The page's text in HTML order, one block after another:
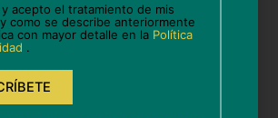
acepto el tratamiento de mis
como se describe anteriormente
con mayor detalle en la Política
.